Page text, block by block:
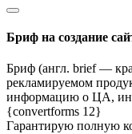
Бриф на создание
Бриф (англ. brief —
рекламируемом
информацию о ЦА,
{convertforms 12}
Гарантирую полную